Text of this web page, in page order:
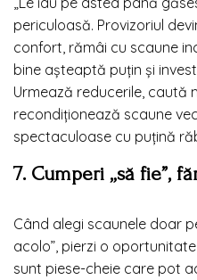
periculoasă. Provizoriul
confort, rămâi cu scaune
bine așteaptă puțin și
Urmează reducerile, caută
recondiționează scaune
spectaculoase cu puțină
7. Cumperi „să fie”,
Când alegi scaunele doar
acolo”, pierzi o
sunt piese-cheie care pot